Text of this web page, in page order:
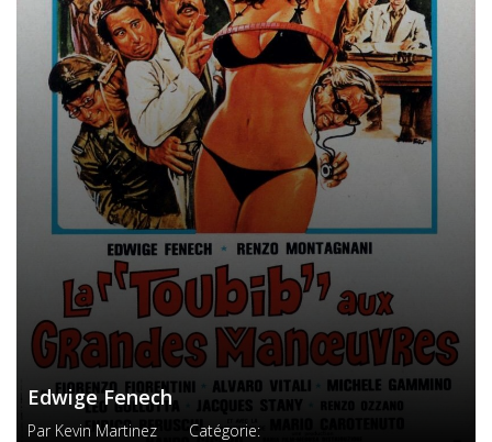
Edwige Fenech
Par Kevin Martinez Catégorie: